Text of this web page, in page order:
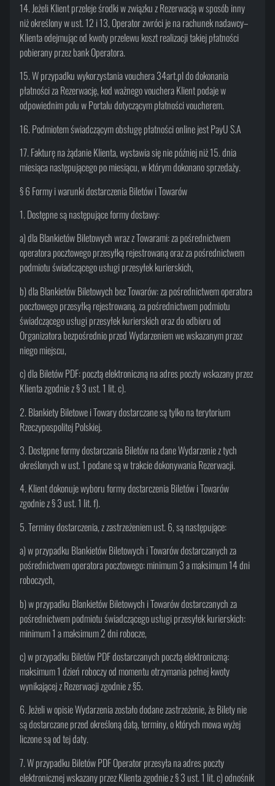
14. Jeżeli Klient przeleje środki w związku z Rezerwacją w sposób inny
niż określony w ust. 12 i 13, Operator zwróci je na rachunek nadawcy–
Klienta odejmując od kwoty przelewu koszt realizacji takiej płatności
pobierany przez bank Operatora.
15. W przypadku wykorzystania vouchera 34art.pl do dokonania
płatności za Rezerwację, kod ważnego vouchera Klient podaje w
odpowiednim polu w Portalu dotyczącym płatności voucherem.
16. Podmiotem świadczącym obsługę płatności online jest PayU S.A
17. Fakturę na żądanie Klienta, wystawia się nie później niż 15. dnia
miesiąca następującego po miesiącu, w którym dokonano sprzedaży.
§ 6 Formy i warunki dostarczenia Biletów i Towarów
1. Dostępne są następujące formy dostawy:
a) dla Blankietów Biletowych wraz z Towarami: za pośrednictwem
operatora pocztowego przesyłką rejestrowaną oraz za pośrednictwem
podmiotu świadczącego usługi przesyłek kurierskich,
b) dla Blankietów Biletowych bez Towarów: za pośrednictwem operatora
pocztowego przesyłką rejestrowaną, za pośrednictwem podmiotu
świadczącego usługi przesyłek kurierskich oraz do odbioru od
Organizatora bezpośrednio przed Wydarzeniem we wskazanym przez
niego miejscu,
c) dla Biletów PDF: pocztą elektroniczną na adres poczty wskazany przez
Klienta zgodnie z § 3 ust. 1 lit. c).
2. Blankiety Biletowe i Towary dostarczane są tylko na terytorium
Rzeczypospolitej Polskiej.
3. Dostępne formy dostarczania Biletów na dane Wydarzenie z tych
określonych w ust. 1 podane są w trakcie dokonywania Rezerwacji.
4. Klient dokonuje wyboru formy dostarczenia Biletów i Towarów
zgodnie z § 3 ust. 1 lit. f).
5. Terminy dostarczenia, z zastrzeżeniem ust. 6, są następujące:
a) w przypadku Blankietów Biletowych i Towarów dostarczanych za
pośrednictwem operatora pocztowego: minimum 3 a maksimum 14 dni
roboczych,
b) w przypadku Blankietów Biletowych i Towarów dostarczanych za
pośrednictwem podmiotu świadczącego usługi przesyłek kurierskich:
minimum 1 a maksimum 2 dni robocze,
c) w przypadku Biletów PDF dostarczanych pocztą elektroniczną:
maksimum 1 dzień roboczy od momentu otrzymania pełnej kwoty
wynikającej z Rezerwacji zgodnie z §5.
6. Jeżeli w opisie Wydarzenia zostało dodane zastrzeżenie, że Bilety nie
są dostarczane przed określoną datą, terminy, o których mowa wyżej
liczone są od tej daty.
7. W przypadku Biletów PDF Operator przesyła na adres poczty
elektronicznej wskazany przez Klienta zgodnie z § 3 ust. 1 lit. c) odnośnik